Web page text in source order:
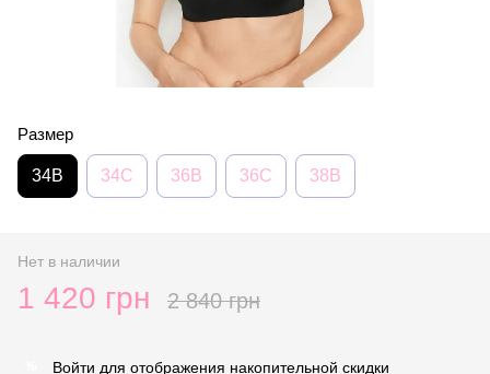
Размер
34B 34C 36B 36C 38B
Нет в наличии
1 420 грн 2 840 грн
Войти для отображения накопительной скидки